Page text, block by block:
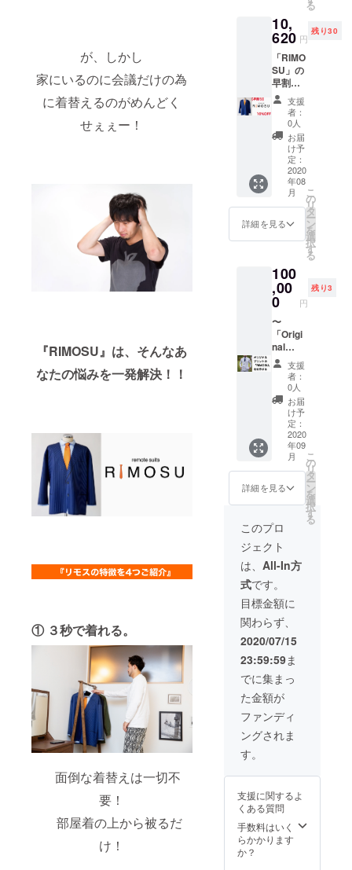
が、しかし
家にいるのに会議だけの為
に着替えるのがめんどく
せぇぇー！
『RIMOSU』は、そんなあ
なたの悩みを一発解決！！
① ３秒で着れる。
面倒な着替えは一切不
要！
部屋着の上から被るだ
け！
代表 上浪 亮
〒542-0081
大阪府大阪
市中央区南
船場4-9-6
順慶町アー
バンライフ
営業時間
AM10:00〜
PM7:00
uenami@w-
る
10,
620 円
残り30
「RIMO
SU」の
早割り
10%OF
Fで購入
能！！
支援
者：
0人
お届
け予
定：
2020
年08
月
詳細を見る
こ
の
リ
タ
ー
ン
を
選
択
す
る
100
,00
0 円
残り3
〜
「Origi
nal
print
RIMOS
U」を制
作す
る〜
RIMOS
Uをあな
たがご
用意で
きる
スーツ
で作り
ません
か？？
？
RIMOS
Uで作り
たい
スーツ
（ジャ
ケッ
ト、
シャ
ツ、ネ
クタ
イ） を
こちら
にご郵
送して
いただ
き， そ
預かり
グラ
フィッ
クデー
タにさ
せてい
支援
者：
0人
お届
け予
定：
2020
年09
月
詳細を見る
こ
の
リ
タ
ー
ン
を
選
択
す
る
このプロ
ジェクト
は、 All-In方
式です。
目標金額に
関わらず、
2020/07/15
23:59:59ま
でに集まっ
た金額が
ファンディ
ングされま
す。
支援に関するよ
くある質問
手数料はいく
らかかります
か？